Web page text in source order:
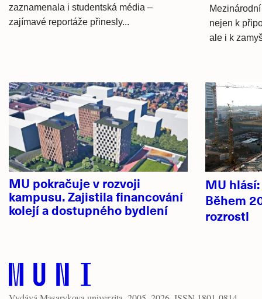
zaznamenala i studentská média –
zajímavé reportáže přinesly...
nejen k
ale i k
Hlavní
novinky
MU pokračuje v rozvoji
kampusu. Zajistila financování
kolejí a dostupného bydlení
MU
Během
rozrostl